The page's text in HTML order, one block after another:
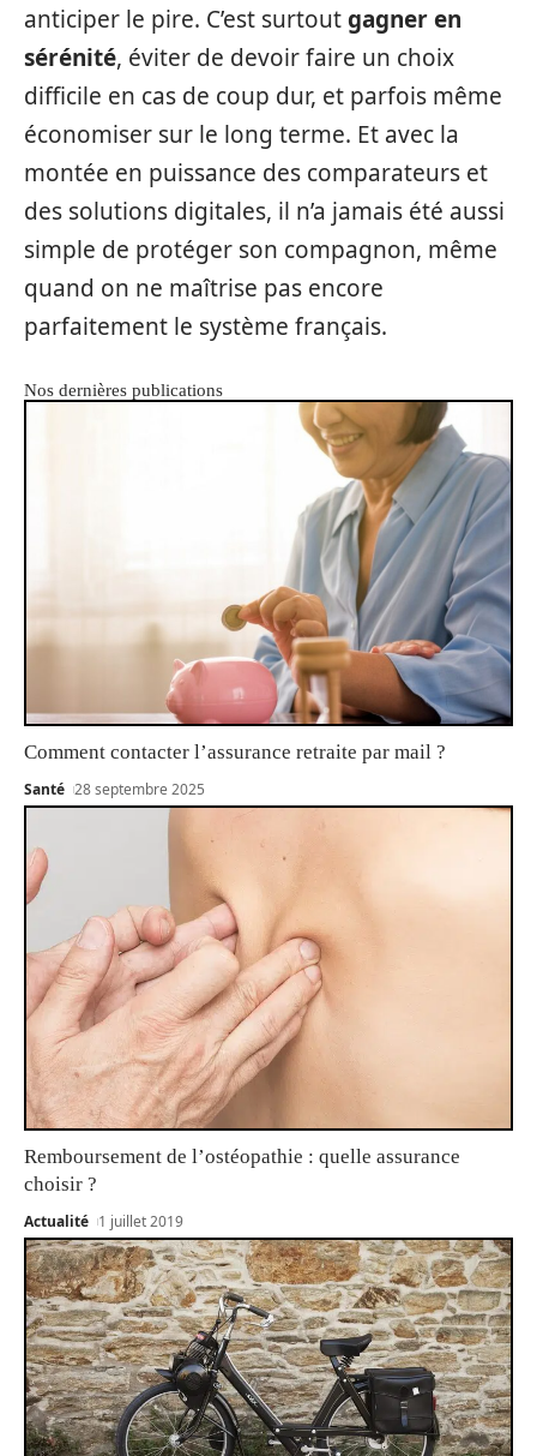
anticiper le pire. C’est surtoutgagner en
sérénité, éviter de devoir faire un choix
difficile en cas de coup dur, et parfois même
économiser sur le long terme. Et avec la
montée en puissance des comparateurs et
des solutions digitales, il n’a jamais été aussi
simple de protéger son compagnon, même
quand on ne maîtrise pas encore
parfaitement le système français.
Nos dernières publications
Comment contacter l’assurance retraite par mail ?
Santé 28 septembre 2025
Remboursement de l’ostéopathie : quelle assurance
choisir ?
Actualité 1 juillet 2019